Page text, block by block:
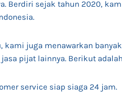
Berdiri sejak tahun 2020,
kami juga menawarkan
jasa pijat lainnya. Berikut
service siap siaga 24 jam.